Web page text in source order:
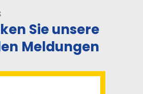
Sie unsere
Meldungen